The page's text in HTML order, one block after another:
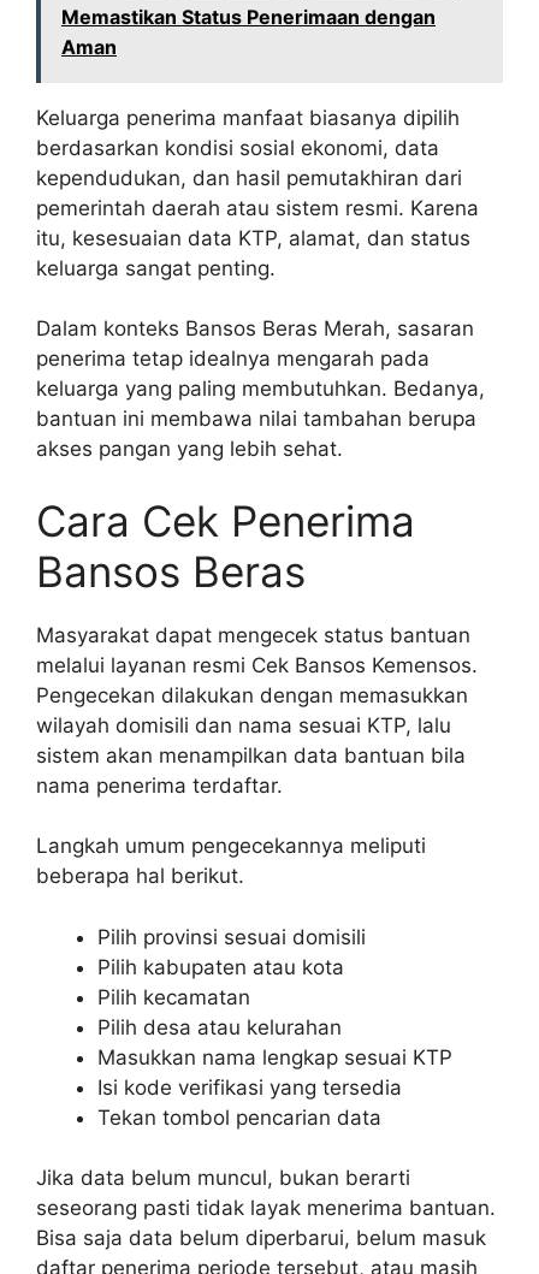
Memastikan Status Penerimaan dengan
Aman
Keluarga penerima manfaat biasanya dipilih
berdasarkan kondisi sosial ekonomi, data
kependudukan, dan hasil pemutakhiran dari
pemerintah daerah atau sistem resmi. Karena
itu, kesesuaian data KTP, alamat, dan status
keluarga sangat penting.
Dalam konteks Bansos Beras Merah, sasaran
penerima tetap idealnya mengarah pada
keluarga yang paling membutuhkan. Bedanya,
bantuan ini membawa nilai tambahan berupa
akses pangan yang lebih sehat.
Cara Cek Penerima
Bansos Beras
Masyarakat dapat mengecek status bantuan
melalui layanan resmi Cek Bansos Kemensos.
Pengecekan dilakukan dengan memasukkan
wilayah domisili dan nama sesuai KTP, lalu
sistem akan menampilkan data bantuan bila
nama penerima terdaftar.
Langkah umum pengecekannya meliputi
beberapa hal berikut.
Pilih provinsi sesuai domisili
Pilih kabupaten atau kota
Pilih kecamatan
Pilih desa atau kelurahan
Masukkan nama lengkap sesuai KTP
Isi kode verifikasi yang tersedia
Tekan tombol pencarian data
Jika data belum muncul, bukan berarti
seseorang pasti tidak layak menerima bantuan.
Bisa saja data belum diperbarui, belum masuk
daftar penerima periode tersebut, atau masih